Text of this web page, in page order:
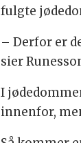
fulgte
– Derfor er
sier
I
innenfor,